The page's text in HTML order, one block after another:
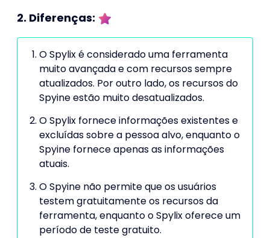
2. Diferenças:
O Spylix é considerado uma ferramenta
muito avançada e com recursos sempre
atualizados. Por outro lado, os recursos do
Spyine estão muito desatualizados.
O Spylix fornece informações existentes e
excluídas sobre a pessoa alvo, enquanto o
Spyine fornece apenas as informações
atuais.
O Spyine não permite que os usuários
testem gratuitamente os recursos da
ferramenta, enquanto o Spylix oferece um
período de teste gratuito.